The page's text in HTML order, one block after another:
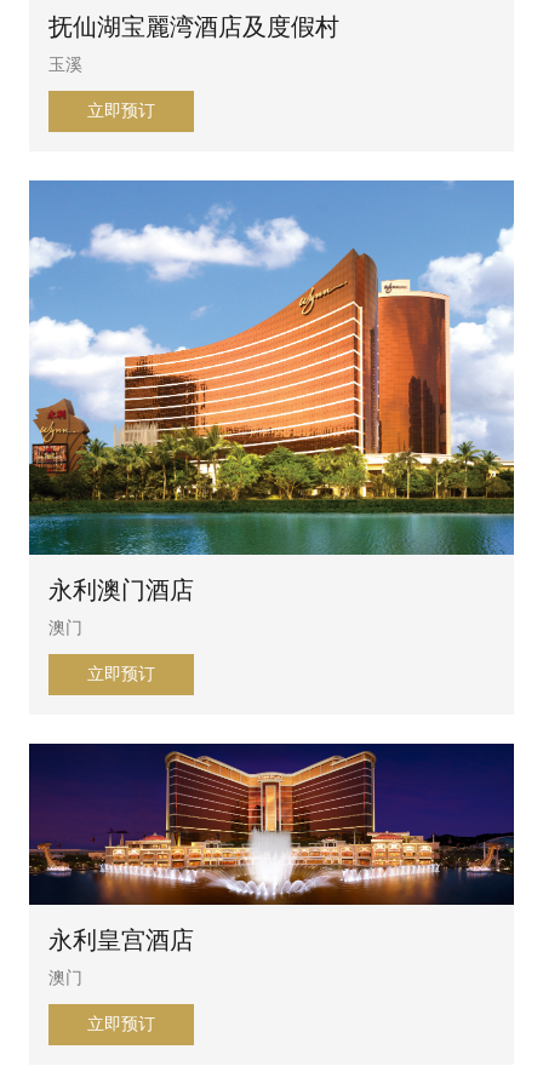
抚仙湖宝麗湾酒店及度假村
玉溪
立即预订
永利澳门酒店
澳门
立即预订
永利皇宫酒店
澳门
立即预订